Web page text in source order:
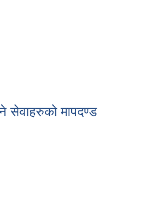
सेवाहरुको मापदण्ड